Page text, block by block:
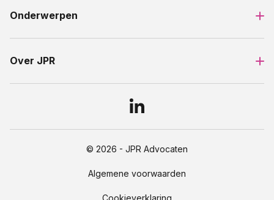
Onderwerpen
Over JPR
© 2026 - JPR Advocaten
Algemene voorwaarden